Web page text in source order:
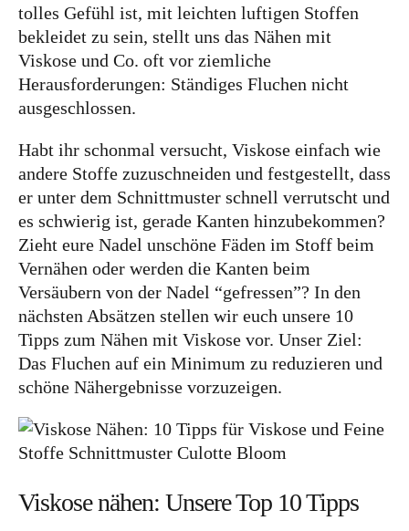
Kontakt
Instagram Facebook Pinterest
Tweed
&
Greet
Rapantinchen
tolles Gefühl ist, mit leichten luftigen Stoffen
bekleidet zu sein, stellt uns das Nähen mit
Viskose und Co. oft vor ziemliche
Herausforderungen: Ständiges Fluchen nicht
ausgeschlossen.
Habt ihr schonmal versucht, Viskose einfach wie
andere Stoffe zuzuschneiden und festgestellt, dass
er unter dem Schnittmuster schnell verrutscht und
es schwierig ist, gerade Kanten hinzubekommen?
Zieht eure Nadel unschöne Fäden im Stoff beim
Vernähen oder werden die Kanten beim
Versäubern von der Nadel “gefressen”? In den
nächsten Absätzen stellen wir euch unsere 10
Tipps zum Nähen mit Viskose vor. Unser Ziel:
Das Fluchen auf ein Minimum zu reduzieren und
schöne Nähergebnisse vorzuzeigen.
Viskose nähen: Unsere Top 10 Tipps